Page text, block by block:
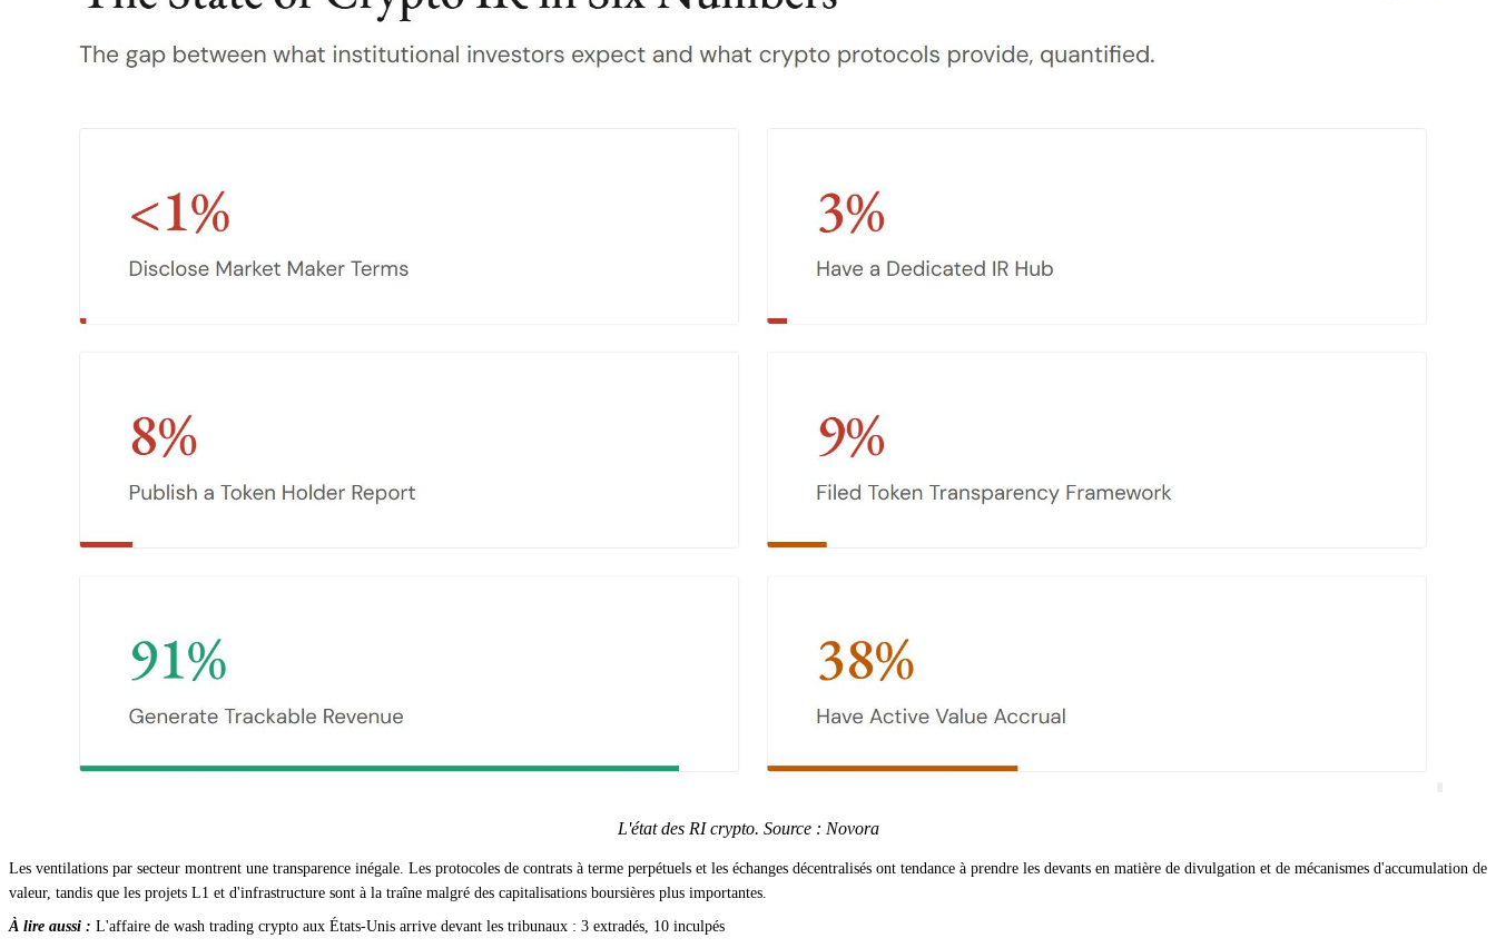
L'état des RI crypto. Source : Novora
Les ventilations par secteur montrent une transparence inégale. Les protocoles de contrats à terme perpétuels et les échanges décentralisés ont tendance à prendre les devants en matière de divulgation et de mécanismes d'accumulation de
valeur, tandis que les projets L1 et d'infrastructure sont à la traîne malgré des capitalisations boursières plus importantes.
À lire aussi : L'affaire de wash trading crypto aux États-Unis arrive devant les tribunaux : 3 extradés, 10 inculpés